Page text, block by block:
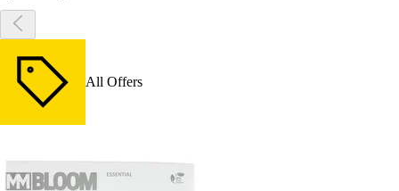
All Offers